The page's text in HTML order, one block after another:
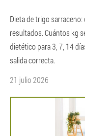
Dieta de trigo
resultados. Cuántos kg
dietético para 3, 7, 14
salida correcta.
21 julio 2026